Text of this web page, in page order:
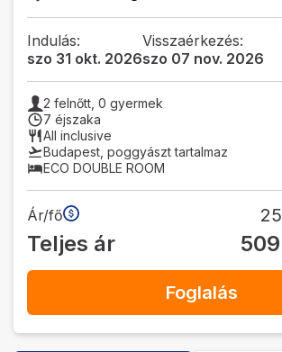
Indulás:
szo 31 okt. 2026
Visszaérkezés:
szo 07 nov. 2026
2 felnőtt, 0 gyermek
7 éjszaka
All inclusive
Budapest poggyászt tartalmaz
ECO DOUBLE ROOM
Ár/fő
Teljes ár
Foglalás